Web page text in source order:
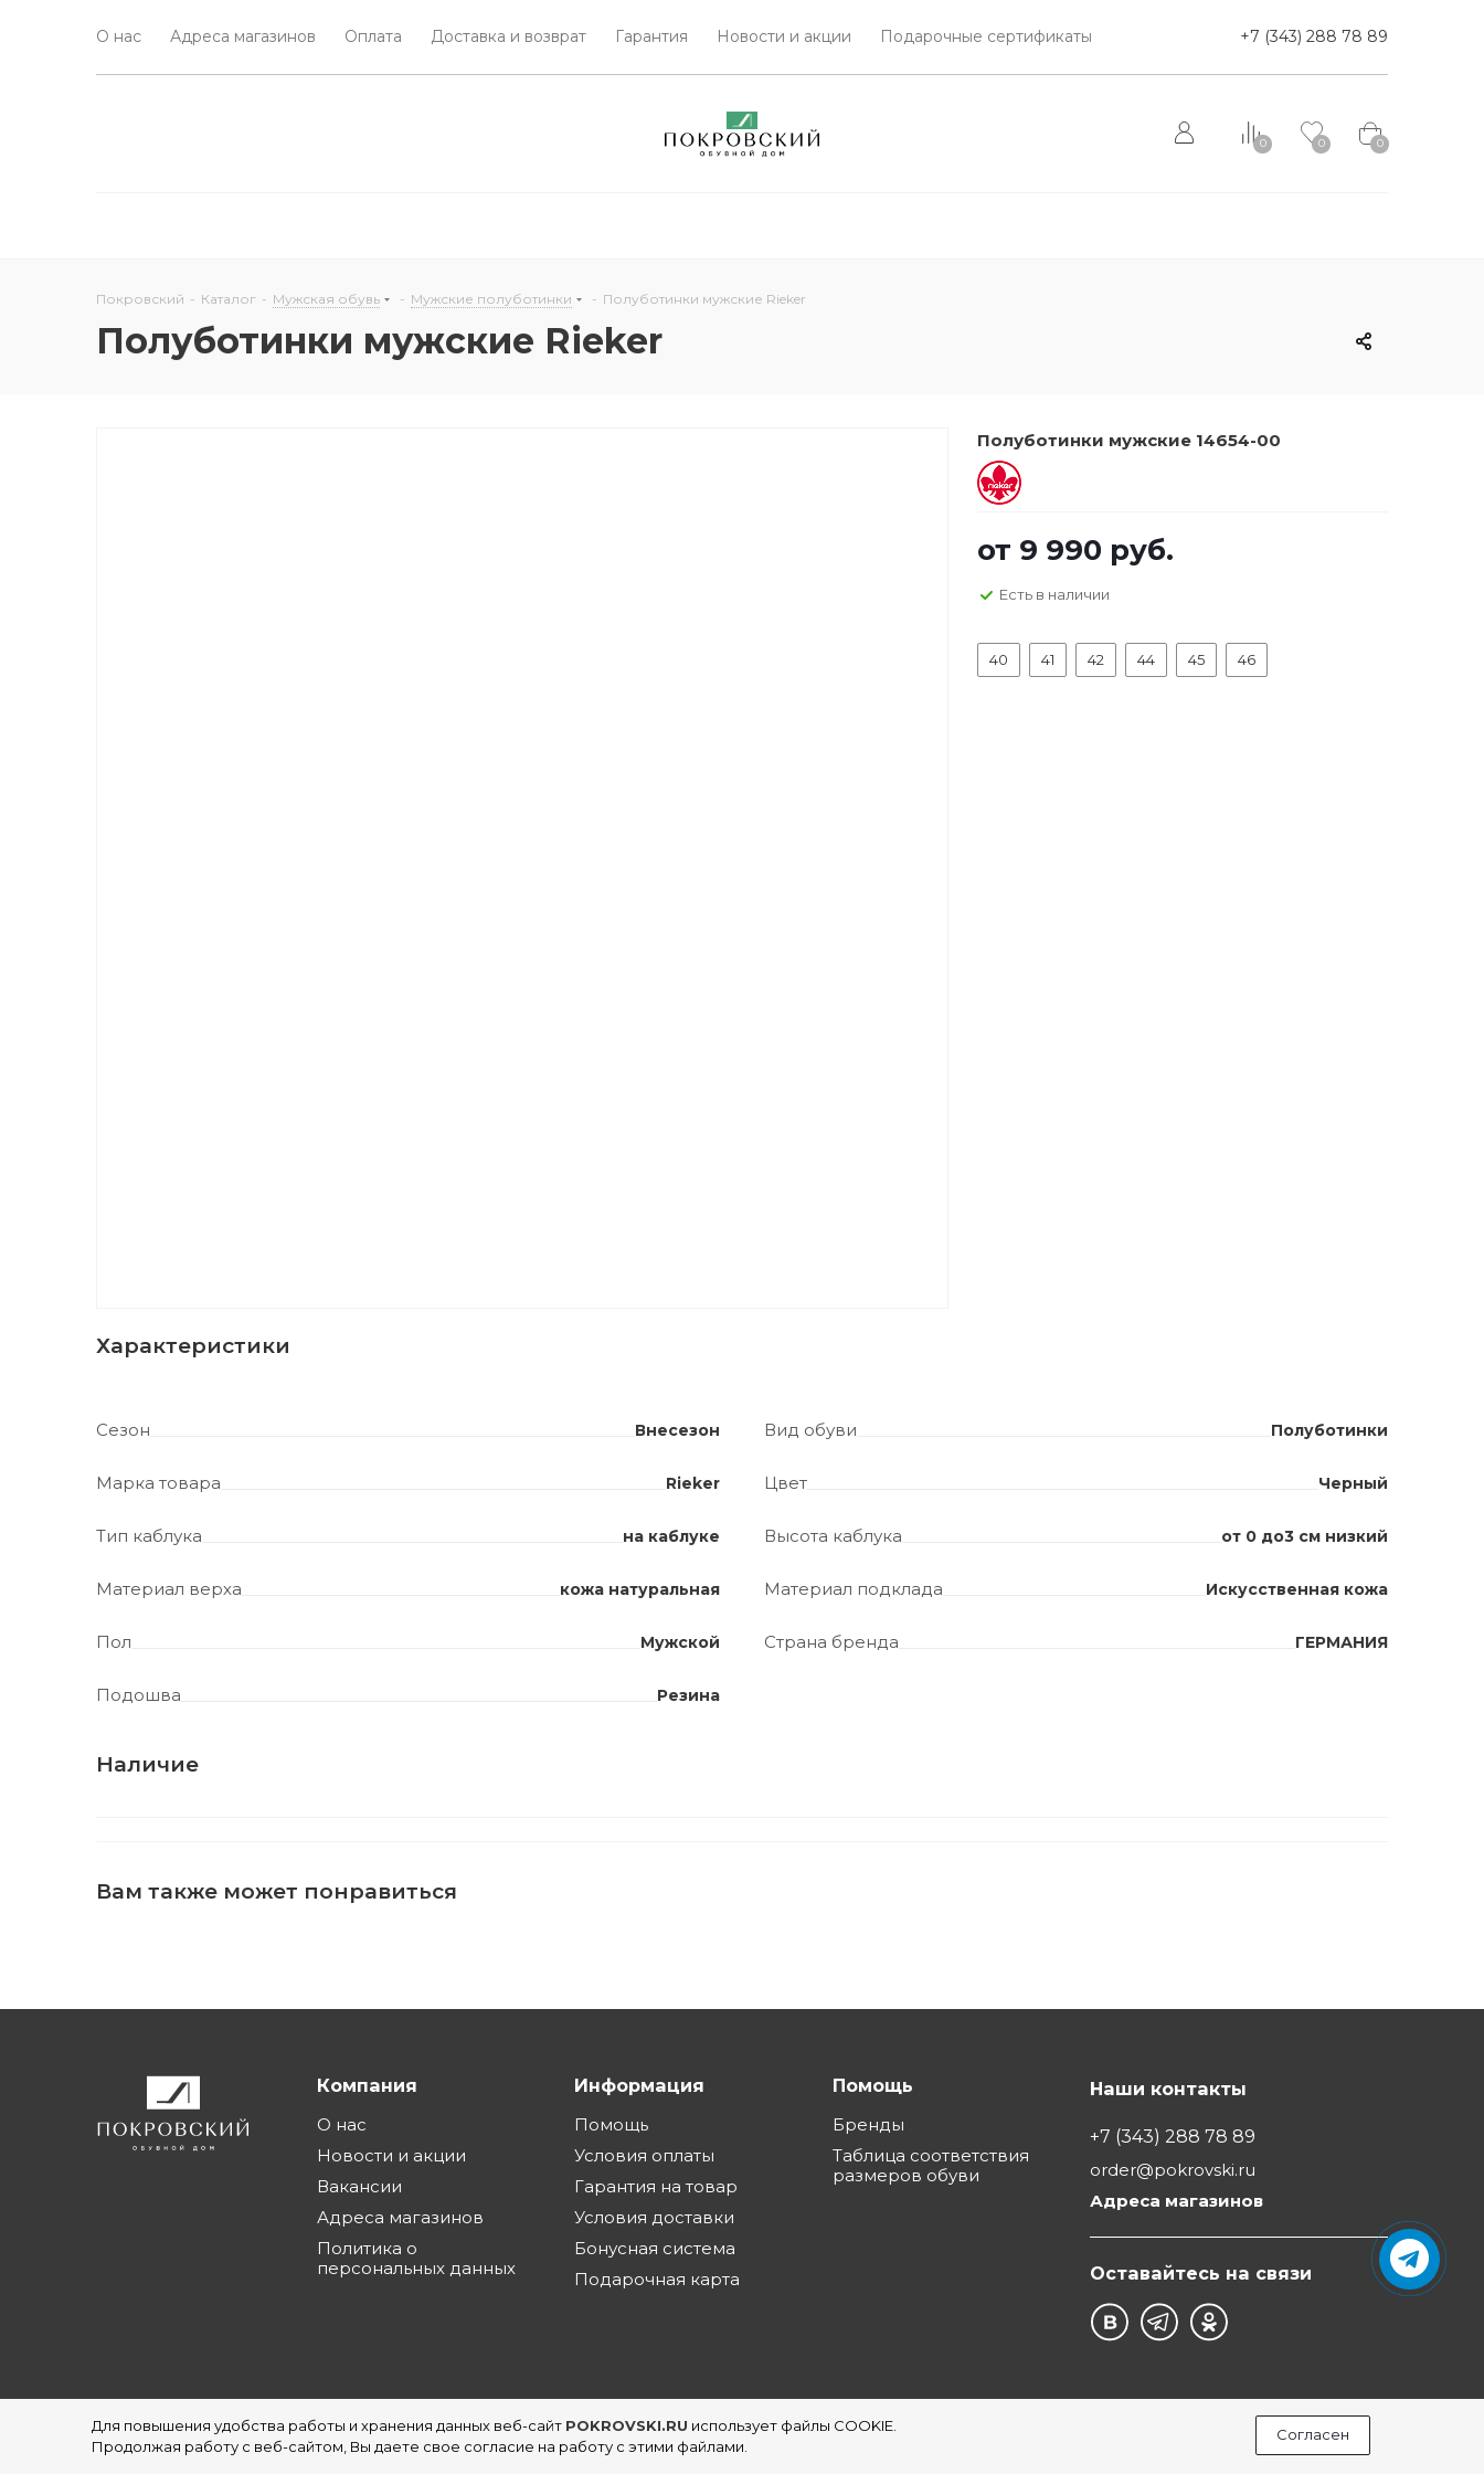
Для повышения удобства работы и хранения данных веб-сайт POKROVSKI.RU использует файлы COOKIE.
Продолжая работу с веб-сайтом, Вы даете свое согласие на работу с этими файлами.
Согласен
О нас Адреса магазинов Оплата Доставка и возврат Гарантия Новости и акции Подарочные сертификаты +7 (343) 288 78 89
0 0 0
Покровский - Каталог - Мужская обувь - Мужские полуботинки - Полуботинки мужские Rieker
Полуботинки мужские Rieker
Полуботинки мужские 14654-00
от 9 990 руб.
Есть в наличии
40 41 42 44 45 46
Характеристики
Сезон Внесезон Вид обуви Полуботинки
Марка товара Rieker Цвет Черный
Тип каблука на каблуке Высота каблука от 0 до3 см низкий
Материал верха кожа натуральная Материал подклада Искусственная кожа
Пол Мужской Страна бренда ГЕРМАНИЯ
Подошва Резина
Наличие
Вам также может понравиться
Компания
О нас
Новости и акции
Вакансии
Адреса магазинов
Политика о
персональных данных
Информация
Помощь
Условия оплаты
Гарантия на товар
Условия доставки
Бонусная система
Подарочная карта
Помощь
Бренды
Таблица соответствия
размеров обуви
Наши контакты
+7 (343) 288 78 89
order@pokrovski.ru
Адреса магазинов
Оставайтесь на связи
©1997 - 2026 Обувной Дом "Покровский" - сеть магазинов обуви в Екатеринбурге